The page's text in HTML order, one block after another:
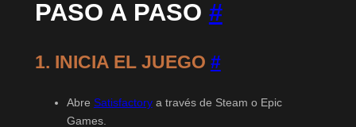
PASO A PASO #
1. INICIA EL JUEGO #
Abre Satisfactorya través de Steam o Epic
Games.